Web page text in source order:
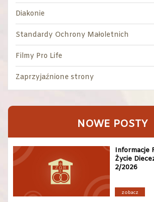
Diakonie
Standardy Ochrony Małoletnich
Filmy Pro Life
Zaprzyjaźnione strony
NOWE POSTY
Informacje
Życie
2/2026
zobacz